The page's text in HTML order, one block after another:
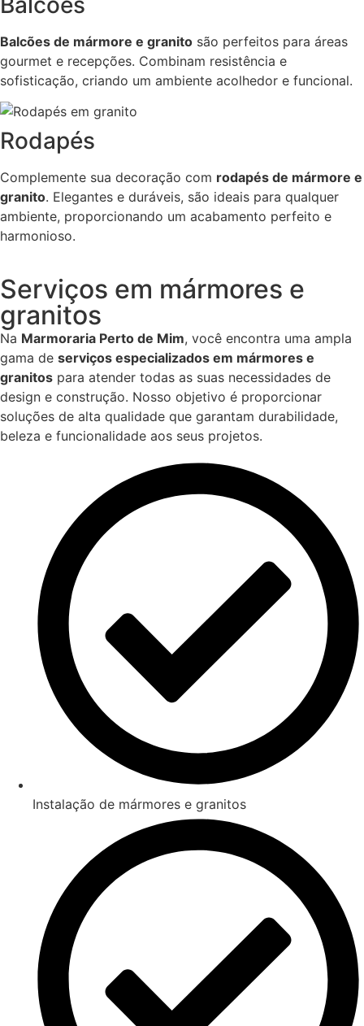
Balcões de mármore e granito são perfeitos para áreas
gourmet e recepções. Combinam resistência e
sofisticação, criando um ambiente acolhedor e funcional.
Rodapés
Complemente sua decoração com rodapés de mármore e
granito. Elegantes e duráveis, são ideais para qualquer
ambiente, proporcionando um acabamento perfeito e
harmonioso.
Serviços em mármores e
granitos
Na Marmoraria Perto de Mim, você encontra uma ampla
gama de serviços especializados em mármores e
granitos para atender todas as suas necessidades de
design e construção. Nosso objetivo é proporcionar
soluções de alta qualidade que garantam durabilidade,
beleza e funcionalidade aos seus projetos.
Instalação de mármores e granitos